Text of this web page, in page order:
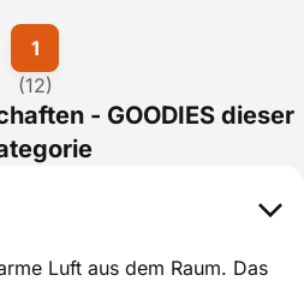
(12)
1
- GOODIES dieser
Luft aus dem Raum. Das